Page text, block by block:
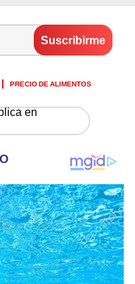
PRECIO DE ALIMENTOS
en